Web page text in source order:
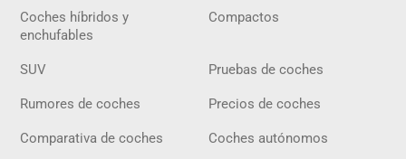
Coches híbridos y
enchufables
Compactos
SUV Pruebas de coches
Rumores de coches Precios de coches
Comparativa de coches Coches autónomos